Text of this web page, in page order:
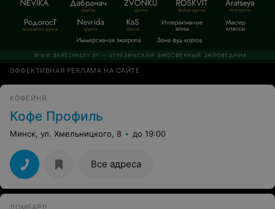
ЭФФЕКТИВНАЯ РЕКЛАМА НА САЙТЕ
КОФЕЙНЯ
Кофе Профиль
Минск, ул. Хмельницкого, 8 до 19:00
Все адреса